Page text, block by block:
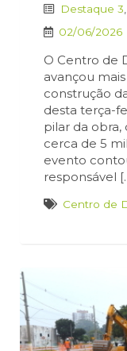
Destaque 3
02/06/2026
O Centro de
avançou
construção
desta terça-
pilar da obra,
cerca de 5
evento
responsável
Centro de